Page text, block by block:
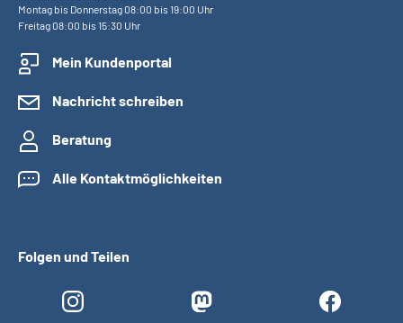
Montag bis Donnerstag 08:00 bis 19:00 Uhr
Freitag 08:00 bis 15:30 Uhr
Mein Kundenportal
Nachricht schreiben
Beratung
Alle Kontaktmöglichkeiten
Folgen und Teilen